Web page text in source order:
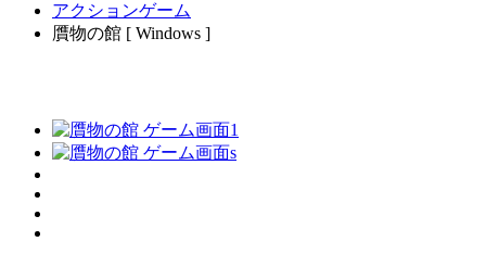
アクションゲーム
贋物の館 [ Windows ]